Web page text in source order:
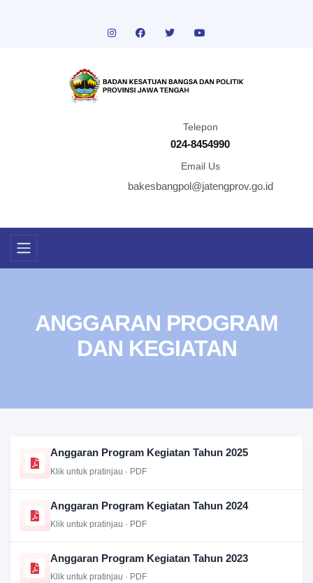
Telepon
024-8454990
Email Us
bakesbangpol@jatengprov.go.id
ANGGARAN PROGRAM
DAN KEGIATAN
Anggaran Program Kegiatan Tahun 2025
Klik untuk pratinjau · PDF
Anggaran Program Kegiatan Tahun 2024
Klik untuk pratinjau · PDF
Anggaran Program Kegiatan Tahun 2023
Klik untuk pratinjau · PDF